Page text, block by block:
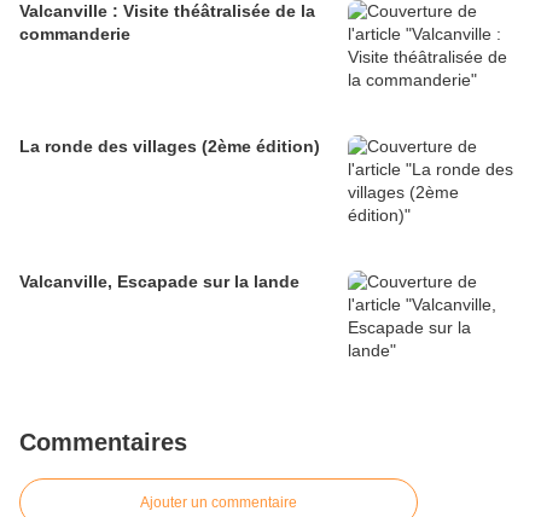
Valcanville : Visite théâtralisée de la
commanderie
La ronde des villages (2ème édition)
Valcanville, Escapade sur la lande
Commentaires
Ajouter un commentaire